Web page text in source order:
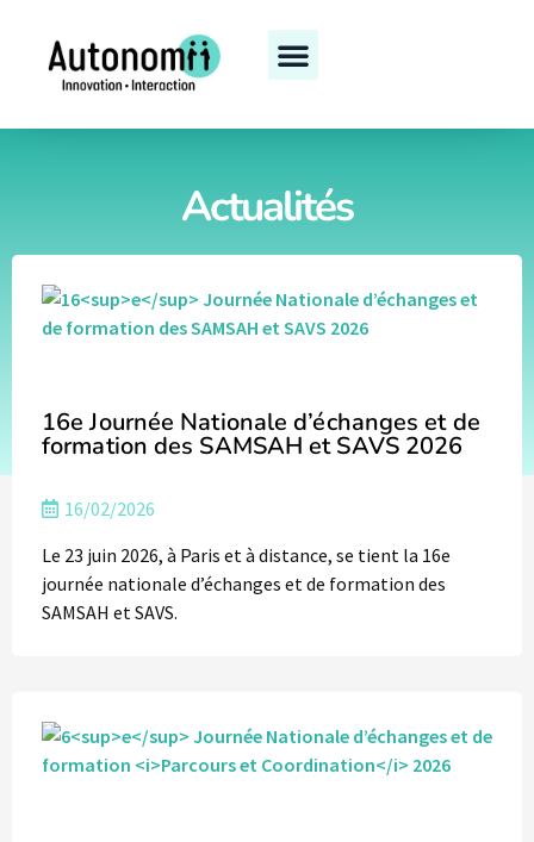
Actualités
16e Journée Nationale d’échanges et de
formation des SAMSAH et SAVS 2026
16/02/2026
Le 23 juin 2026, à Paris et à distance, se tient la 16e
journée nationale d’échanges et de formation des
SAMSAH et SAVS.